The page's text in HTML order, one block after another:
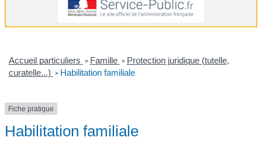
Accueil particuliers > Famille > Protection juridique (tutelle,
curatelle...) > Habilitation familiale
Fiche pratique
Habilitation familiale